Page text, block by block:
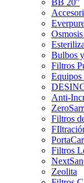
BB 20"
Bulbos
Filtros
Equipos
Anti-
Filtros
Filtros
Zeolita